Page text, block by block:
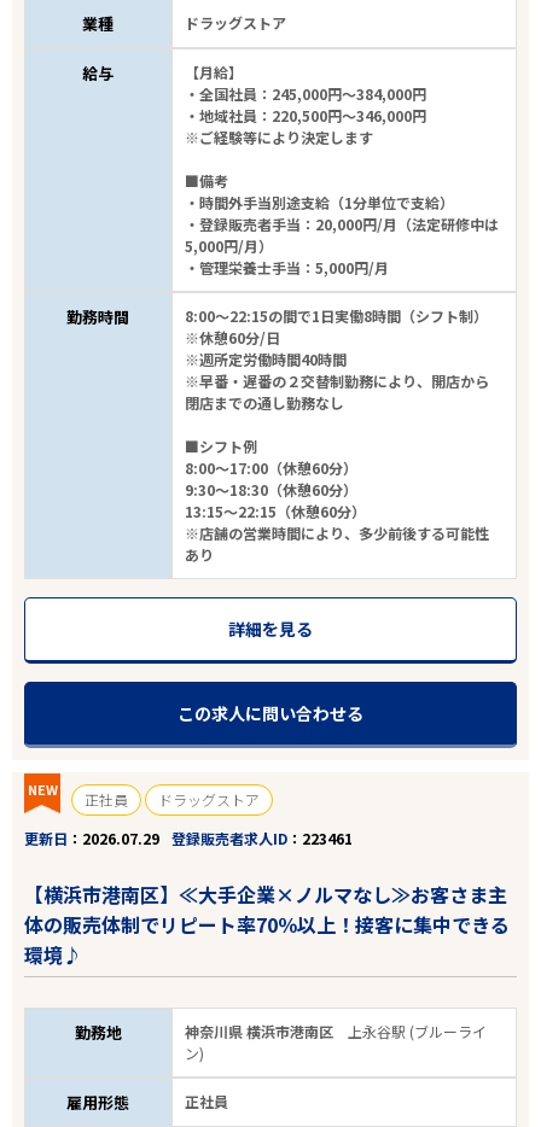
業種 ドラッグストア
給与
【月給】
・全国社員：245,000円～384,000円
・地域社員：220,500円～346,000円
※ご経験等により決定します
■備考
・時間外手当別途支給（1分単位で支給）
・登録販売者手当：20,000円/月（法定研修中は
5,000円/月）
・管理栄養士手当：5,000円/月
勤務時間
8:00～22:15の間で1日実働8時間（シフト制）
※休憩60分/日
※週所定労働時間40時間
※早番・遅番の２交替制勤務により、開店から
閉店までの通し勤務なし
■シフト例
8:00～17:00（休憩60分）
9:30～18:30（休憩60分）
13:15～22:15（休憩60分）
※店舗の営業時間により、多少前後する可能性
あり
詳細を見る
この求人に問い合わせる
NEW 正社員
ドラッグストア
更新日
2026.07.29 登録販売者求人ID 223461
【横浜市港南区】≪大手企業×ノルマなし≫お客さま主
体の販売体制でリピート率70％以上！接客に集中できる
環境♪
勤務地 神奈川県 横浜市港南区
上永谷駅 (ブルーライ
ン)
雇用形態 正社員